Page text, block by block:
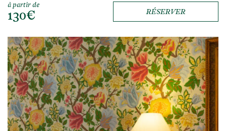
à partir de
130€ RÉSERVER